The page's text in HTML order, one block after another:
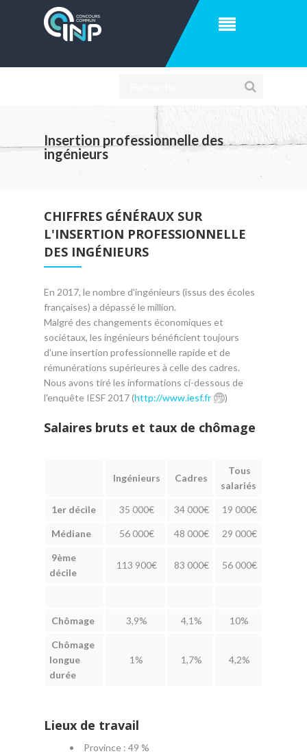
Insertion professionnelle des
ingénieurs
CHIFFRES GÉNÉRAUX SUR
L'INSERTION PROFESSIONNELLE
DES INGÉNIEURS
En 2017, le nombre d'ingénieurs (issus des écoles
françaises) a dépassé le million.
Malgré des changements économiques et
sociétaux, les ingénieurs bénéficient toujours
d'une insertion professionnelle rapide et de
rémunérations supérieures à celle des cadres.
Nous avons tiré les informations ci-dessous de
l'enquête IESF 2017 (http://www.iesf.fr )
Salaires bruts et taux de chômage
Ingénieurs Cadres
Tous
salariés
1er décile 35 000€ 34 000€ 19 000€
Médiane 56 000€ 48 000€ 29 000€
9ème
décile
113 900€ 83 000€ 56 000€
Chômage 3,9% 4,1% 10%
Chômage
longue
durée
1% 1,7% 4,2%
Lieux de travail
Province : 49 %